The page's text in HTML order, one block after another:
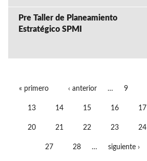
Pre Taller de Planeamiento
Estratégico SPMI
« primero ‹ anterior … 9
13 14 15 16 17
20 21 22 23 24
27 28 … siguiente ›